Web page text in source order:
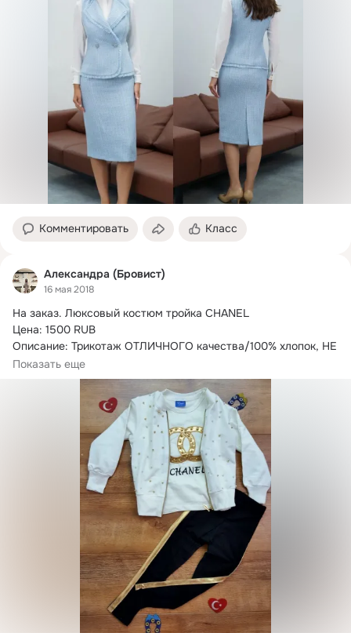
Комментировать Класс
Александра (Бровист)
16 мая 2018
На заказ. Люксовый костюм тройка CHANEL
Цена: 1500 RUB
Описание: Трикотаж ОТЛИЧНОГО качества/100% хлопок, НЕ
МАЛОМЕРЯТ, рисунок качественное...
Показать еще